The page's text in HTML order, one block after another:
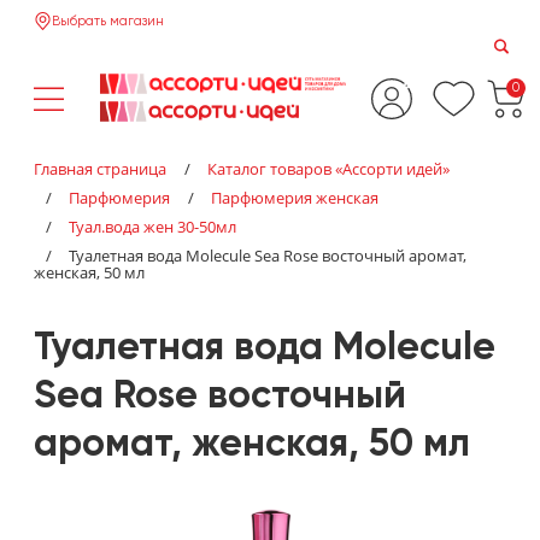
Выбрать магазин
0
Главная страница /
Каталог товаров «‎Ассорти идей»‎
/
Парфюмерия /
Парфюмерия женская
/
Туал.вода жен 30-50мл
/
Туалетная вода Molecule Sea Rose восточный аромат,
женская, 50 мл
Туалетная вода Molecule
Sea Rose восточный
аромат, женская, 50 мл